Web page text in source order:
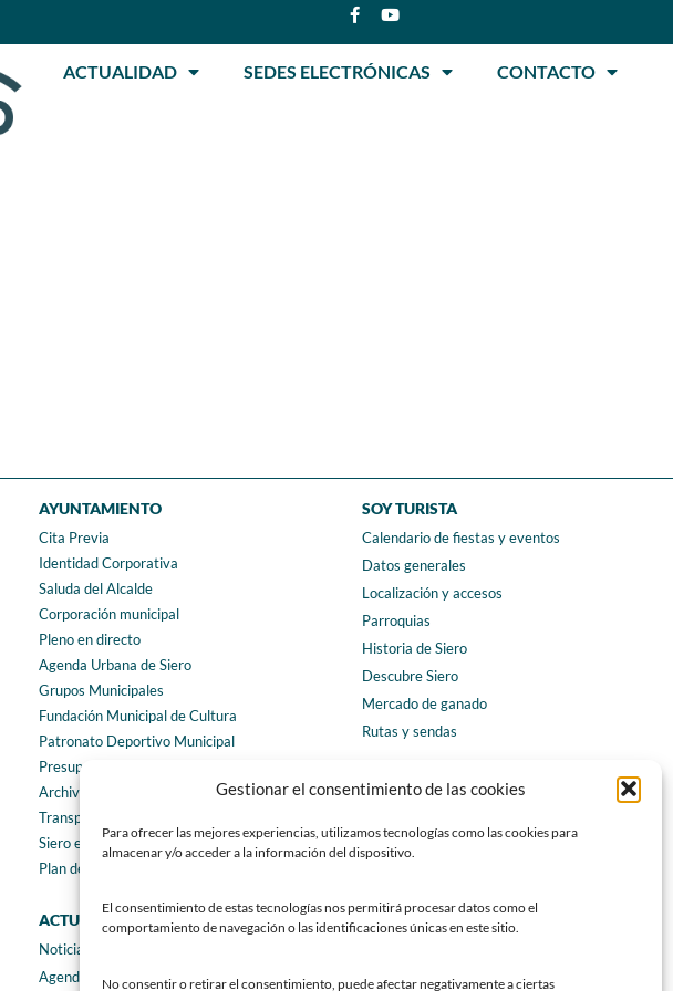
Gestionar el consentimiento de las cookies
Para ofrecer las mejores experiencias, utilizamos tecnologías como las cookies para
almacenar y/o acceder a la información del dispositivo.
El consentimiento de estas tecnologías nos permitirá procesar datos como el
comportamiento de navegación o las identificaciones únicas en este sitio.
No consentir o retirar el consentimiento, puede afectar negativamente a ciertas
ACTUALIDAD SEDES ELECTRÓNICAS CONTACTO
AYUNTAMIENTO
Cita Previa
Identidad Corporativa
Saluda del Alcalde
Corporación municipal
Pleno en directo
Agenda Urbana de Siero
Grupos Municipales
Fundación Municipal de Cultura
Patronato Deportivo Municipal
Presupuestos municipales
Archivo municipal
Transparencia
Siero en Cifras
Plan de igualdad
ACTUALIDAD
Noticias
Agenda
SOY TURISTA
Calendario de fiestas y eventos
Datos generales
Localización y accesos
Parroquias
Historia de Siero
Descubre Siero
Mercado de ganado
Rutas y sendas
CONTACTO
Teléfonos de interés
Formulario de contacto